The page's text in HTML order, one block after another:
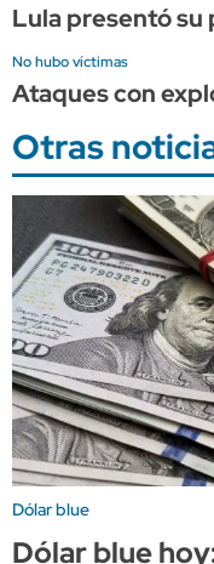
Lula presentó su
No hubo víctimas
Ataques con
Otras
Dólar blue
Dólar blue